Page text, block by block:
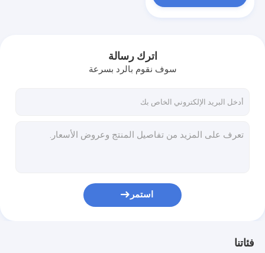
اترك رسالة
سوف نقوم بالرد بسرعة
استمر
فئاتنا